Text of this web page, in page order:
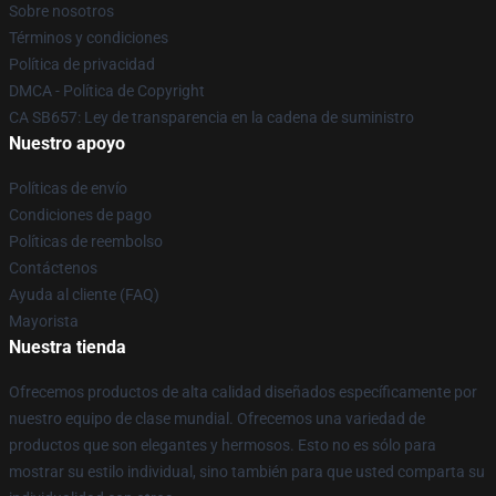
Sobre nosotros
Términos y condiciones
Política de privacidad
DMCA - Política de Copyright
CA SB657: Ley de transparencia en la cadena de suministro
Nuestro apoyo
Políticas de envío
Condiciones de pago
Políticas de reembolso
Contáctenos
Ayuda al cliente (FAQ)
Mayorista
Nuestra tienda
Ofrecemos productos de alta calidad diseñados específicamente por
nuestro equipo de clase mundial. Ofrecemos una variedad de
productos que son elegantes y hermosos. Esto no es sólo para
mostrar su estilo individual, sino también para que usted comparta su